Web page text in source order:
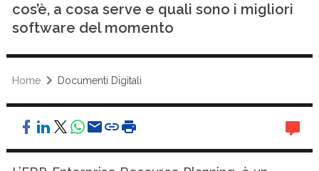
cos’è, a cosa serve e quali sono i migliori
software del momento
Home Documenti Digitali